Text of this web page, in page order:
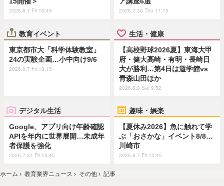
2026.8.7 Fri 19:45 2026.7.30 Thu 11:15
教育イベント
東京都市大「科学体験教室」
24の実験企画…小中向け9/6
2026.8.7 Fri 18:15
生活・健康
【高校野球2026夏】東海大甲
府・健大高崎・有明・長崎日
大が勝利…第4日は遊学館vs
青森山田ほか
2026.8.8 Sat 9:52
デジタル生活
Google、アプリ向け年齢確認
APIを年内に世界展開…未成年
者保護を強化
2026.7.31 Fri 13:45
趣味・娯楽
【夏休み2026】魚に触れて学
ぶ「おさかな」イベント8/8…
川崎市
2026.8.7 Fri 10:45
ホーム › 教育業界ニュース › その他 › 記事